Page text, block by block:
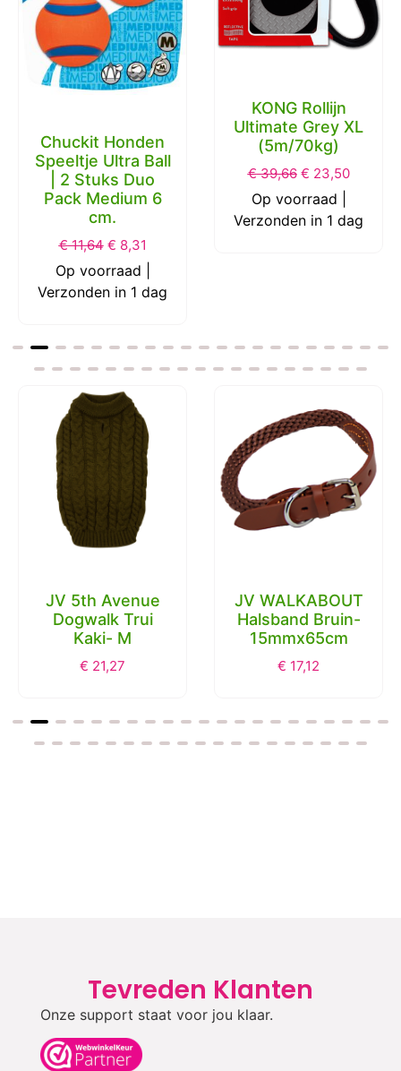
Chuckit Honden
Speeltje Ultra Ball
| 2 Stuks Duo
Pack Medium 6
cm.
€11,64 € 8,31
Op voorraad |
Verzonden in 1 dag
KONG Rollijn
Ultimate Grey XL
(5m/70kg)
€39,66 € 23,50
Op voorraad |
Verzonden in 1 dag
JV 5th Avenue
Dogwalk Trui
Kaki- M
€ 21,27
JV WALKABOUT
Halsband Bruin-
15mmx65cm
€ 17,12
Tevreden Klanten
Onze support staat voor jou klaar.